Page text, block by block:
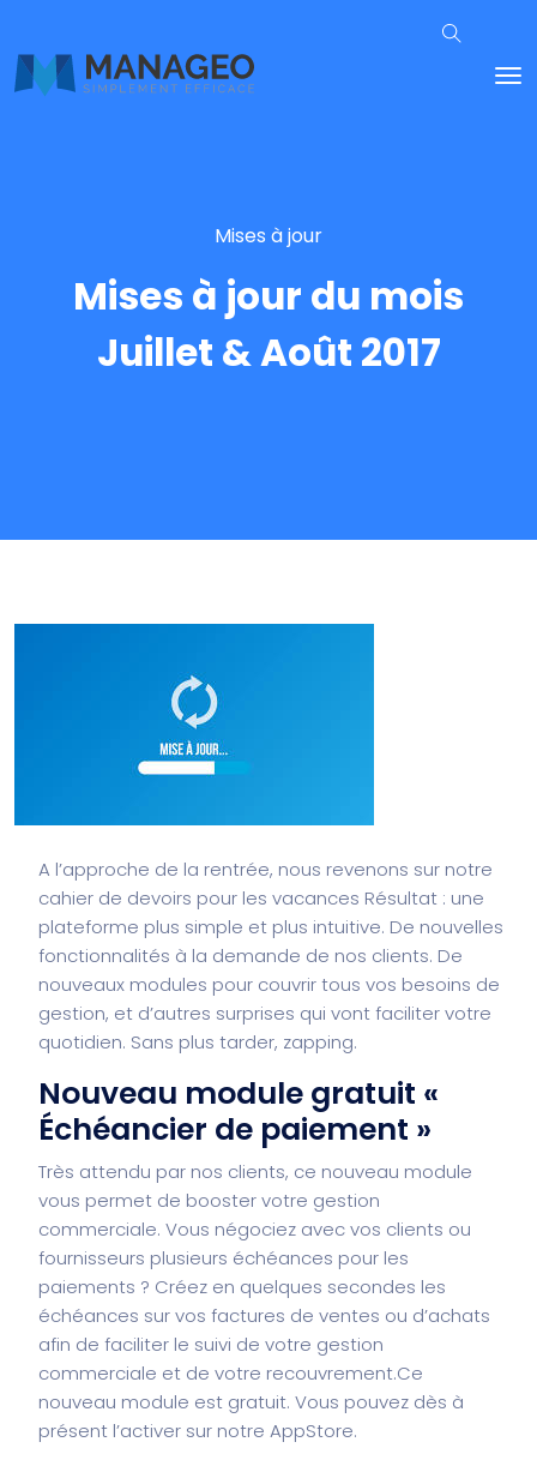
Mises à jour
Mises à jour du mois
Juillet & Août 2017
A l’approche de la rentrée, nous revenons sur notre
cahier de devoirs pour les vacances Résultat : une
plateforme plus simple et plus intuitive. De nouvelles
fonctionnalités à la demande de nos clients. De
nouveaux modules pour couvrir tous vos besoins de
gestion, et d’autres surprises qui vont faciliter votre
quotidien. Sans plus tarder, zapping.
Nouveau module gratuit «
Échéancier de paiement »
Très attendu par nos clients, ce nouveau module
vous permet de booster votre gestion
commerciale. Vous négociez avec vos clients ou
fournisseurs plusieurs échéances pour les
paiements ? Créez en quelques secondes les
échéances sur vos factures de ventes ou d’achats
afin de faciliter le suivi de votre gestion
commerciale et de votre recouvrement.Ce
nouveau module est gratuit. Vous pouvez dès à
présent l’activer sur notre AppStore.